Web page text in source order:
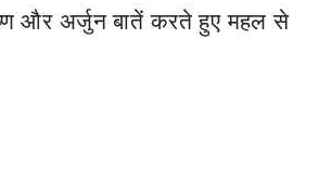
और अर्जुन बातें करते हुए महल से